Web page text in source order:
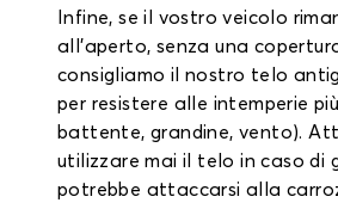
Infine, se il vostro veicolo
all'aperto, senza una
consigliamo il nostro telo
per resistere alle intemperie
battente, grandine, vento).
utilizzare mai il telo in caso di
potrebbe attaccarsi alla